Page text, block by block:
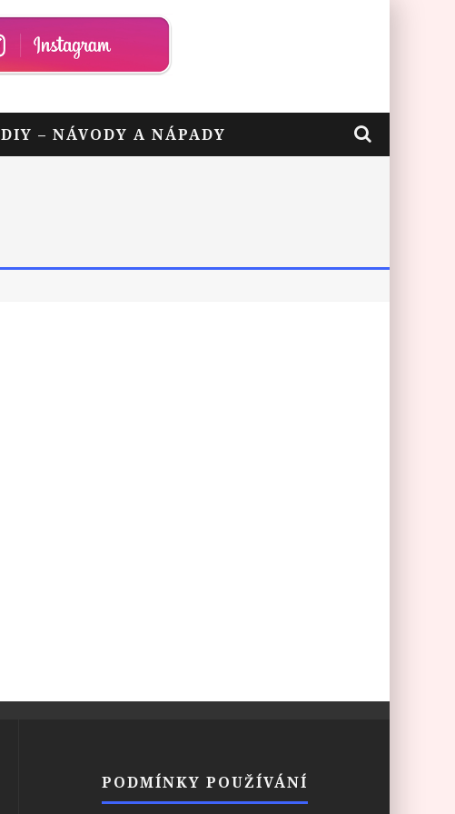
DIY – NÁVODY A NÁPADY
PODMÍNKY POUŽÍVÁNÍ